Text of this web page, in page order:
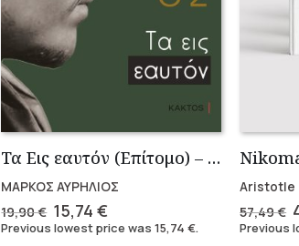
Τα Εις εαυτόν (Επίτομο) – Μάρκος Αυρήλιος
ΜΑΡΚΟΣ ΑΥΡΗΛΙΟΣ
19,90€ Original
price
15,74€
price
Previous lowest price was15,74€.
Aristotle
57,49€
Previous